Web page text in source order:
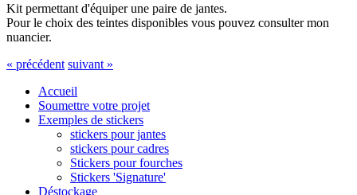
Kit permettant d'équiper une paire de jantes.
Pour le choix des teintes disponibles vous pouvez consulter mon
nuancier.
« précédent suivant »
Accueil
Soumettre votre projet
Exemples de stickers
stickers pour jantes
stickers pour cadres
Stickers pour fourches
Stickers 'Signature'
Déstockage